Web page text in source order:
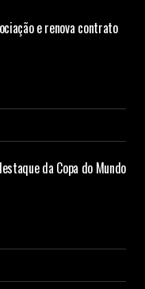
e renova contrato
da Copa do Mundo